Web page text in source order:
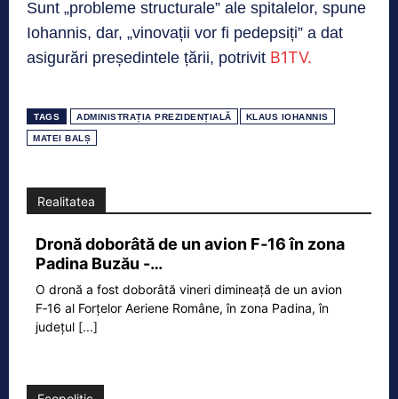
Sunt „probleme structurale” ale spitalelor, spune
Iohannis, dar, „vinovații vor fi pedepsiți” a dat
asigurări președintele țării, potrivit B1TV.
TAGS ADMINISTRAȚIA PREZIDENȚIALĂ KLAUS IOHANNIS
MATEI BALȘ
Realitatea
Dronă doborâtă de un avion F‑16 în zona
Padina Buzău -…
O dronă a fost doborâtă vineri dimineață de un avion
F‑16 al Forțelor Aeriene Române, în zona Padina, în
județul [...]